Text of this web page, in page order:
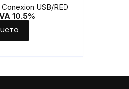
USB/RED
10.5%